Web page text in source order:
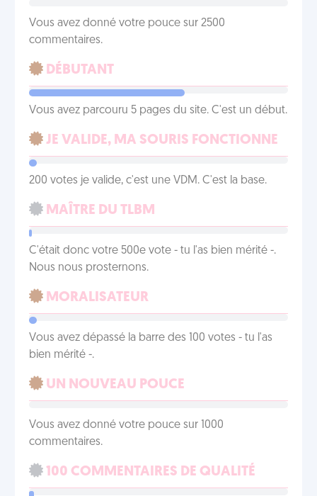
Vous avez donné votre pouce sur 2500
commentaires.
DÉBUTANT
Vous avez parcouru 5 pages du site. C'est un début.
JE VALIDE, MA SOURIS FONCTIONNE
200 votes je valide, c'est une VDM. C'est la base.
MAÎTRE DU TLBM
C'était donc votre 500e vote - tu l'as bien mérité -.
Nous nous prosternons.
MORALISATEUR
Vous avez dépassé la barre des 100 votes - tu l'as
bien mérité -.
UN NOUVEAU POUCE
Vous avez donné votre pouce sur 1000
commentaires.
100 COMMENTAIRES DE QUALITÉ